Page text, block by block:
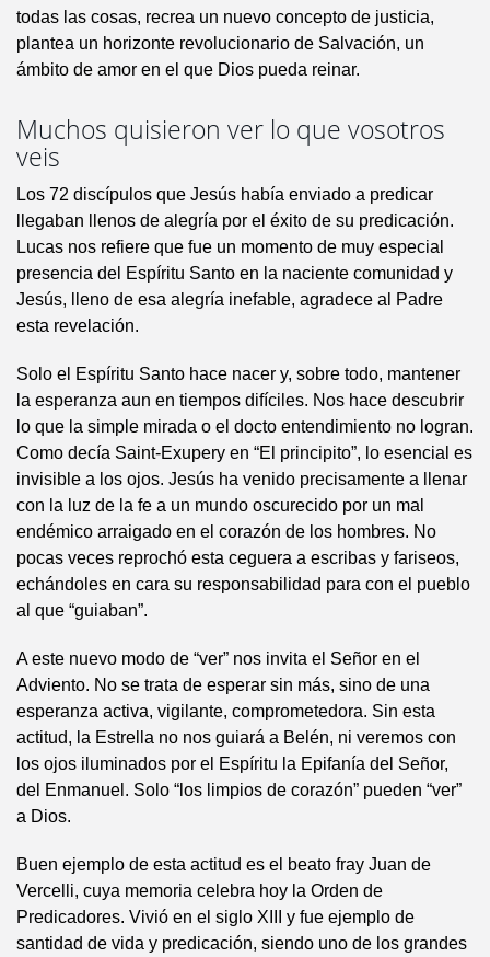
todas las cosas, recrea un nuevo concepto de justicia,
plantea un horizonte revolucionario de Salvación, un
ámbito de amor en el que Dios pueda reinar.
Muchos quisieron ver lo que vosotros
veis
Los 72 discípulos que Jesús había enviado a predicar
llegaban llenos de alegría por el éxito de su predicación.
Lucas nos refiere que fue un momento de muy especial
presencia del Espíritu Santo en la naciente comunidad y
Jesús, lleno de esa alegría inefable, agradece al Padre
esta revelación.
Solo el Espíritu Santo hace nacer y, sobre todo, mantener
la esperanza aun en tiempos difíciles. Nos hace descubrir
lo que la simple mirada o el docto entendimiento no logran.
Como decía Saint-Exupery en “El principito”, lo esencial es
invisible a los ojos. Jesús ha venido precisamente a llenar
con la luz de la fe a un mundo oscurecido por un mal
endémico arraigado en el corazón de los hombres. No
pocas veces reprochó esta ceguera a escribas y fariseos,
echándoles en cara su responsabilidad para con el pueblo
al que “guiaban”.
A este nuevo modo de “ver” nos invita el Señor en el
Adviento. No se trata de esperar sin más, sino de una
esperanza activa, vigilante, comprometedora. Sin esta
actitud, la Estrella no nos guiará a Belén, ni veremos con
los ojos iluminados por el Espíritu la Epifanía del Señor,
del Enmanuel. Solo “los limpios de corazón” pueden “ver”
a Dios.
Buen ejemplo de esta actitud es el beato fray Juan de
Vercelli, cuya memoria celebra hoy la Orden de
Predicadores. Vivió en el siglo XIII y fue ejemplo de
santidad de vida y predicación, siendo uno de los grandes